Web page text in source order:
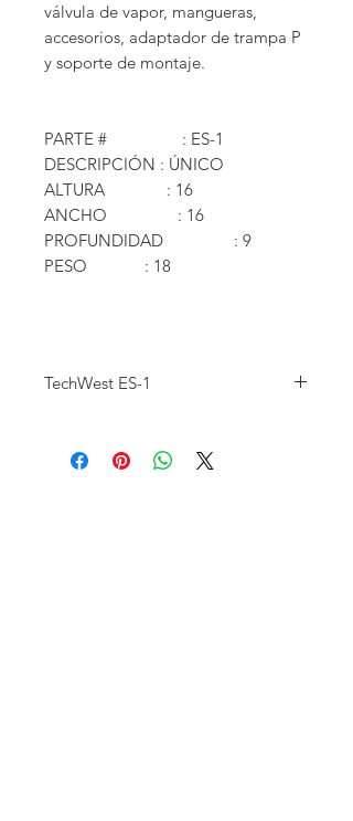
válvula de vapor, mangueras,
accesorios, adaptador de trampa P
y soporte de montaje.
PARTE # : ES-1
DESCRIPCIÓN : ÚNICO
ALTURA : 16
ANCHO : 16
PROFUNDIDAD : 9
PESO : 18
TechWest ES-1